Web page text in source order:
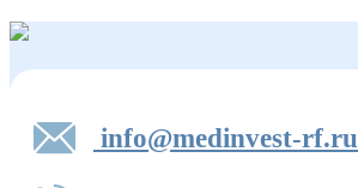
info@medinvest-rf.ru